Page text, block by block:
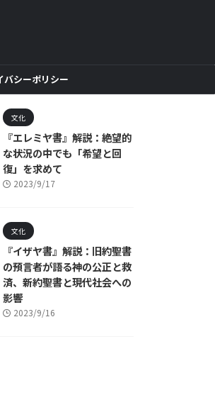
バシーポリシー
文化
『エレミヤ書』解説：絶望的
な状況の中でも「希望と回
復」を求めて
2023/9/17
文化
『イザヤ書』解説：旧約聖書
の預言者が語る神の公正と救
済、新約聖書と現代社会への
影響
2023/9/16